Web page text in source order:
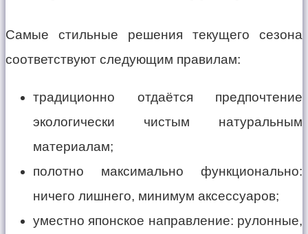
Самые стильные решения текущего сезона
соответствуют следующим правилам:
традиционно отдаётся предпочтение
экологически чистым натуральным
материалам;
полотно максимально функционально:
ничего лишнего, минимум аксессуаров;
уместно японское направление: рулонные,